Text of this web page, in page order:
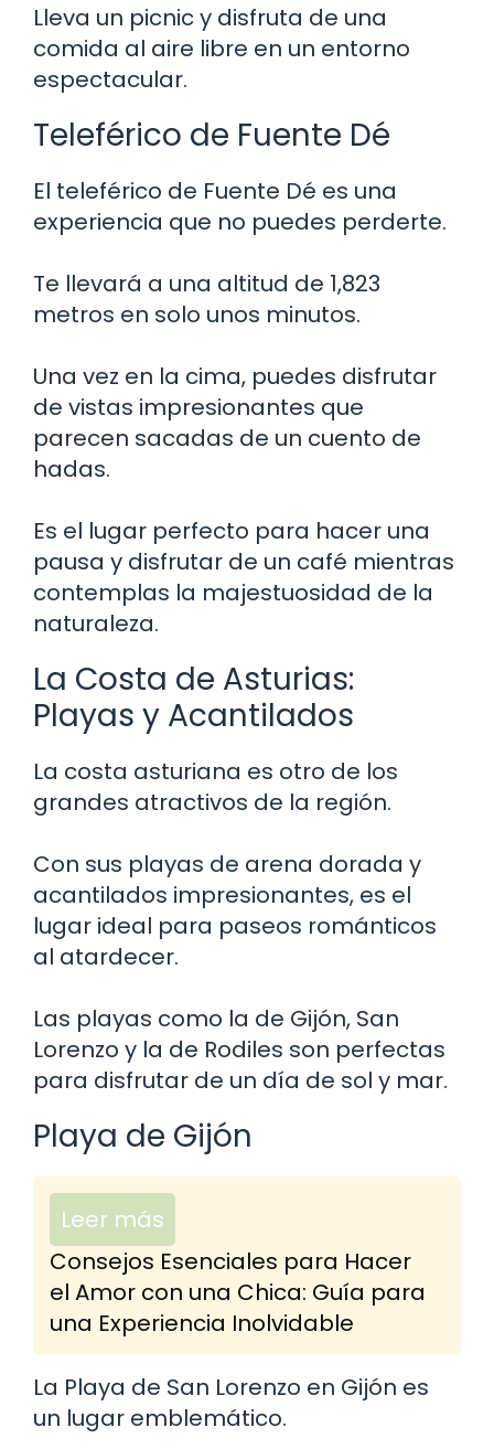
Lleva un picnic y disfruta de una
comida al aire libre en un entorno
espectacular.
Teleférico de Fuente Dé
El teleférico de Fuente Dé es una
experiencia que no puedes perderte.
Te llevará a una altitud de 1,823
metros en solo unos minutos.
Una vez en la cima, puedes disfrutar
de vistas impresionantes que
parecen sacadas de un cuento de
hadas.
Es el lugar perfecto para hacer una
pausa y disfrutar de un café mientras
contemplas la majestuosidad de la
naturaleza.
La Costa de Asturias:
Playas y Acantilados
La costa asturiana es otro de los
grandes atractivos de la región.
Con sus playas de arena dorada y
acantilados impresionantes, es el
lugar ideal para paseos románticos
al atardecer.
Las playas como la de Gijón, San
Lorenzo y la de Rodiles son perfectas
para disfrutar de un día de sol y mar.
Playa de Gijón
Leer más
Consejos Esenciales para Hacer
el Amor con una Chica: Guía para
una Experiencia Inolvidable
La Playa de San Lorenzo en Gijón es
un lugar emblemático.